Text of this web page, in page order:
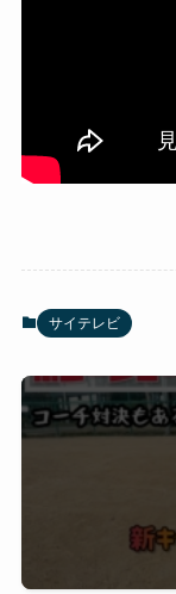
サイテレビ